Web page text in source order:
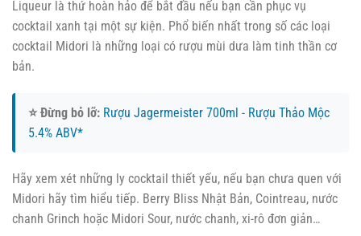
Liqueur là thứ hoàn hảo để bắt đầu nếu bạn cần phục vụ
cocktail xanh tại một sự kiện. Phổ biến nhất trong số các loại
cocktail Midori là những loại có rượu mùi dưa làm tinh thần cơ
bản.
⭐ Đừng bỏ lỡ: Rượu Jagermeister 700ml - Rượu Thảo Mộc
5.4% ABV*
Hãy xem xét những ly cocktail thiết yếu, nếu bạn chưa quen với
Midori hãy tìm hiểu tiếp. Berry Bliss Nhật Bản, Cointreau, nước
chanh Grinch hoặc Midori Sour, nước chanh, xi-rô đơn giản…